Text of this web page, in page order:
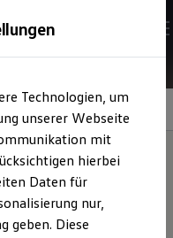
dasPlus
Technologien, um
unserer Webseite
mit
hierbei
Daten für
nur,
geben. Diese